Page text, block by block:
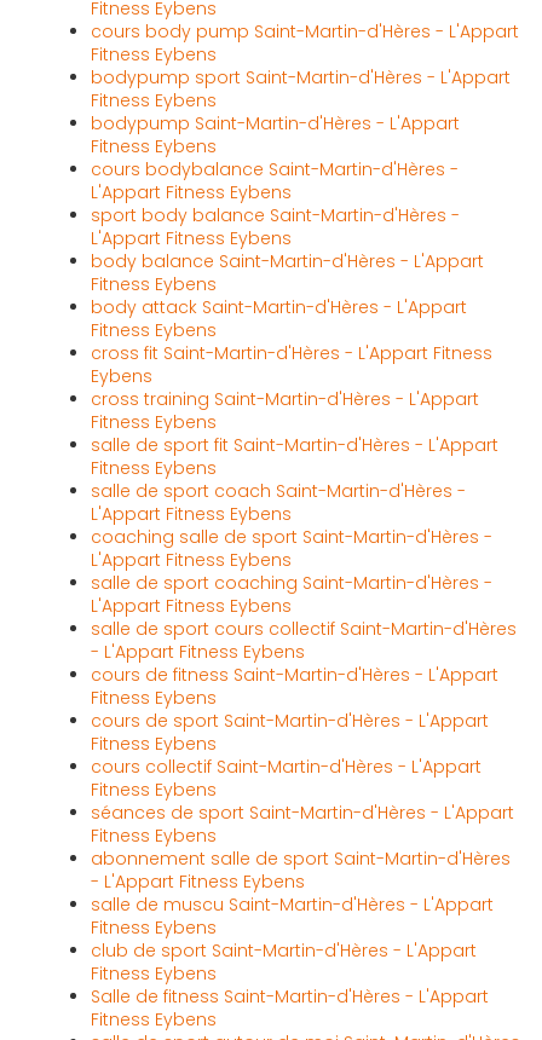
Fitness Eybens
cours body pump Saint-Martin-d'Hères - L'Appart
Fitness Eybens
bodypump sport Saint-Martin-d'Hères - L'Appart
Fitness Eybens
bodypump Saint-Martin-d'Hères - L'Appart
Fitness Eybens
cours bodybalance Saint-Martin-d'Hères -
L'Appart Fitness Eybens
sport body balance Saint-Martin-d'Hères -
L'Appart Fitness Eybens
body balance Saint-Martin-d'Hères - L'Appart
Fitness Eybens
body attack Saint-Martin-d'Hères - L'Appart
Fitness Eybens
cross fit Saint-Martin-d'Hères - L'Appart Fitness
Eybens
cross training Saint-Martin-d'Hères - L'Appart
Fitness Eybens
salle de sport fit Saint-Martin-d'Hères - L'Appart
Fitness Eybens
salle de sport coach Saint-Martin-d'Hères -
L'Appart Fitness Eybens
coaching salle de sport Saint-Martin-d'Hères -
L'Appart Fitness Eybens
salle de sport coaching Saint-Martin-d'Hères -
L'Appart Fitness Eybens
salle de sport cours collectif Saint-Martin-d'Hères
- L'Appart Fitness Eybens
cours de fitness Saint-Martin-d'Hères - L'Appart
Fitness Eybens
cours de sport Saint-Martin-d'Hères - L'Appart
Fitness Eybens
cours collectif Saint-Martin-d'Hères - L'Appart
Fitness Eybens
séances de sport Saint-Martin-d'Hères - L'Appart
Fitness Eybens
abonnement salle de sport Saint-Martin-d'Hères
- L'Appart Fitness Eybens
salle de muscu Saint-Martin-d'Hères - L'Appart
Fitness Eybens
club de sport Saint-Martin-d'Hères - L'Appart
Fitness Eybens
Salle de fitness Saint-Martin-d'Hères - L'Appart
Fitness Eybens